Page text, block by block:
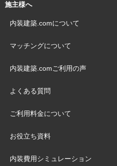
施主様へ
内装建築.comについて
マッチングについて
内装建築.comご利用の声
よくある質問
ご利用料金について
お役立ち資料
内装費用シミュレーション